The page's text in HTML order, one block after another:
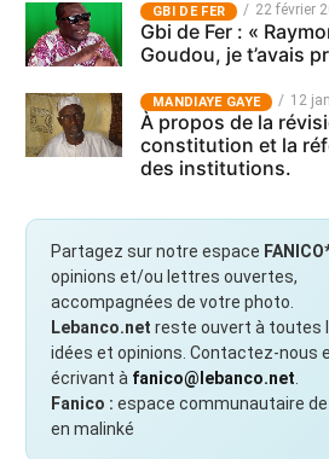
GBI DE FER 22 février
Gbi de Fer : «
Goudou, je t’avais
MANDIAYE GAYE 12
À propos de la
constitution et la
des institutions.
Partagez sur notre espace
opinions et/ou lettres ouvertes,
accompagnées de votre photo.
Lebanco.net reste ouvert à toutes
idées et opinions. Contactez-nous
écrivant à fanico@lebanco.net
Fanico : espace communautaire
en malinké